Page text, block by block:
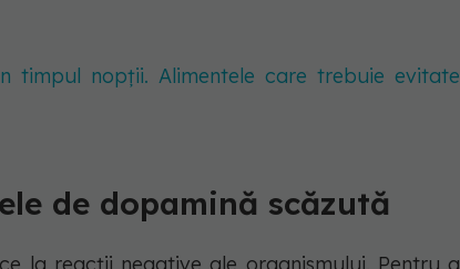
timpul nopții. Alimentele care trebuie evitate
de dopamină scăzută